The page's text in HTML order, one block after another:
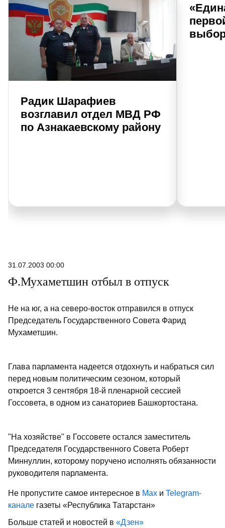
Радик Шарафиев
возглавил отдел МВД РФ
по Азнакаевскому району
31.07.2003 00:00
Ф.Мухаметшин отбыл в отпуск
Не на юг, а на северо-восток отправился в отпуск
Председатель Государственного Совета Фарид
Мухаметшин.
Глава парламента надеется отдохнуть и набраться сил
перед новым политическим сезоном, который
откроется 3 сентября 18-й пленарной сессией
Госсовета, в одном из санаториев Башкортостана.
"На хозяйстве" в Госсовете остался заместитель
Председателя Государственного Совета Роберт
Миннуллин, которому поручено исполнять обязанности
руководителя парламента.
Не пропустите самое интересное в Max и Telegram-
канале газеты «Республика Татарстан»
Больше статей и новостей в «Дзен»